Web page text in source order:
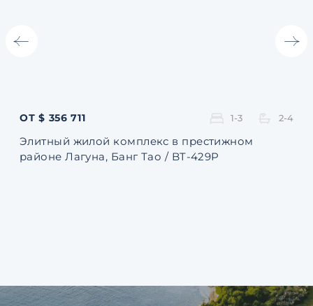
ОТ $ 356 711 1-3 2-4
Элитный жилой комплекс в престижном
районе Лагуна, Банг Тао / BT-429P